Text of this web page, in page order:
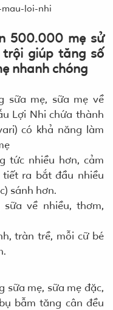
500.000 mẹ sử
giúp tăng số
nhanh chóng
sữa mẹ, sữa mẹ về
Lợi Nhi chứa thành
có khả năng làm
tức nhiều hơn, cảm
ra bắt đầu nhiều
sánh hơn.
về nhiều, thơm,
tràn trề, mỗi cữ bé
sữa mẹ, sữa mẹ đặc,
bẫm tăng cân đều